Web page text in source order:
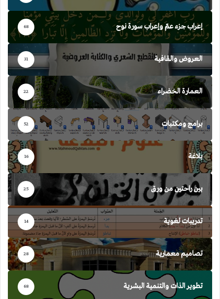
إعراب جزء عمّ وإعراب سورة نوح 68
العروض والقافية 31
العمارة الخضراء 22
برامج ومكتبات 52
بلاغة 16
بين راحتين من ورق 25
تدريبات لغوية 14
تصاميم معمارية 28
تطوير الذات والتنمية البشرية 68